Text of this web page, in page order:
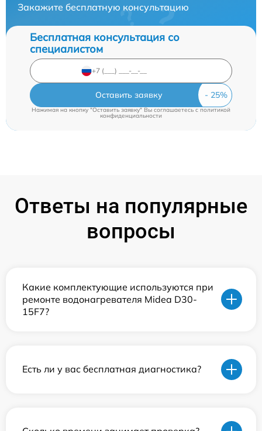
Закажите бесплатную консультацию
Бесплатная консультация со
специалистом
Оставить заявку
Нажимая на кнопку "Оставить заявку" Вы соглашаетесь cполитикой
конфиденциальности
Ответы на популярные
вопросы
Какие комплектующие используются при
ремонте водонагревателя Midea D30-
15F7?
Есть ли у вас бесплатная диагностика?